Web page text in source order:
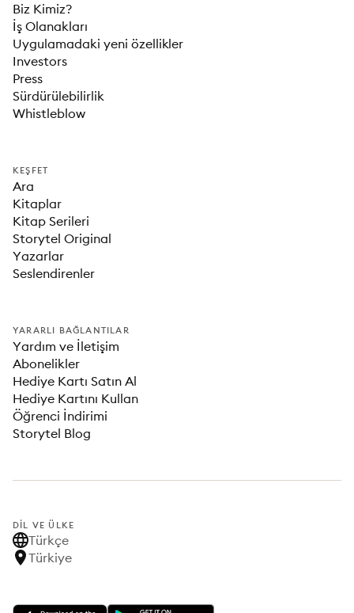
Biz Kimiz?
İş Olanakları
Uygulamadaki yeni özellikler
Investors
Press
Sürdürülebilirlik
Whistleblow
KEŞFET
Ara
Kitaplar
Kitap Serileri
Storytel Original
Yazarlar
Seslendirenler
YARARLI BAĞLANTILAR
Yardım ve İletişim
Abonelikler
Hediye Kartı Satın Al
Hediye Kartını Kullan
Öğrenci İndirimi
Storytel Blog
DIL VE ÜLKE
Türkçe
Türkiye